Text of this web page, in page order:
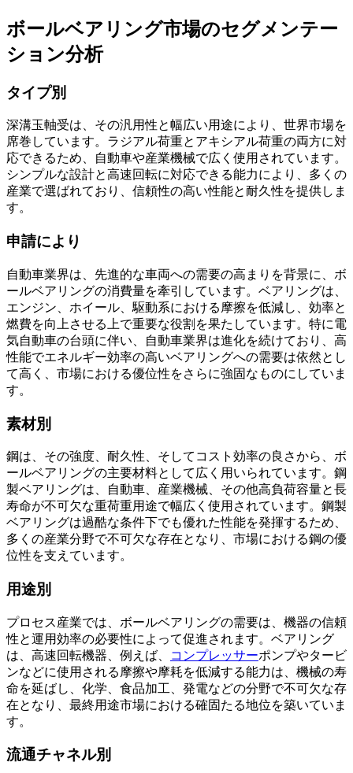
ボールベアリング市場のセグメンテー
ション分析
タイプ別
深溝玉軸受は、その汎用性と幅広い用途により、世界市場を
席巻しています。ラジアル荷重とアキシアル荷重の両方に対
応できるため、自動車や産業機械で広く使用されています。
シンプルな設計と高速回転に対応できる能力により、多くの
産業で選ばれており、信頼性の高い性能と耐久性を提供しま
す。
申請により
自動車業界は、先進的な車両への需要の高まりを背景に、ボ
ールベアリングの消費量を牽引しています。ベアリングは、
エンジン、ホイール、駆動系における摩擦を低減し、効率と
燃費を向上させる上で重要な役割を果たしています。特に電
気自動車の台頭に伴い、自動車業界は進化を続けており、高
性能でエネルギー効率の高いベアリングへの需要は依然とし
て高く、市場における優位性をさらに強固なものにしていま
す。
素材別
鋼は、その強度、耐久性、そしてコスト効率の良さから、ボ
ールベアリングの主要材料として広く用いられています。鋼
製ベアリングは、自動車、産業機械、その他高負荷容量と長
寿命が不可欠な重荷重用途で幅広く使用されています。鋼製
ベアリングは過酷な条件下でも優れた性能を発揮するため、
多くの産業分野で不可欠な存在となり、市場における鋼の優
位性を支えています。
用途別
プロセス産業では、ボールベアリングの需要は、機器の信頼
性と運用効率の必要性によって促進されます。ベアリング
は、高速回転機器、例えば、
コンプレッサーポンプやタービ
ンなどに使用される摩擦や摩耗を低減する能力は、機械の寿
命を延ばし、化学、食品加工、発電などの分野で不可欠な存
在となり、最終用途市場における確固たる地位を築いていま
す。
流通チャネル別